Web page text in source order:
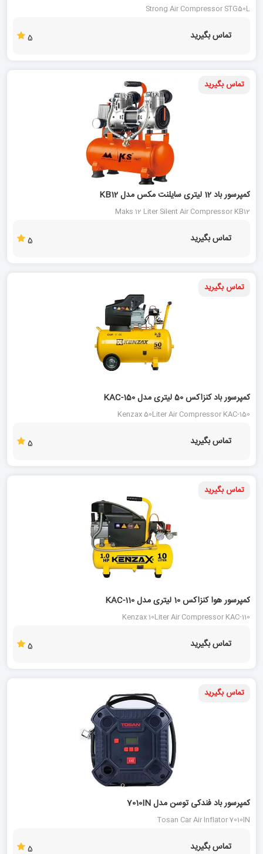
Strong Air Compressor STG50L
تماس بگیرید 5
تماس بگیرید
کمپرسور باد 12 لیتری سایلنت مکس مدل KB12
Maks 12 Liter Silent Air Compressor KB12
تماس بگیرید 5
تماس بگیرید
کمپرسور باد کنزاکس 50 لیتری مدل KAC-150
Kenzax 50Liter Air Compressor KAC-150
تماس بگیرید 5
تماس بگیرید
کمپرسور هوا کنزاکس 10 لیتری مدل KAC-110
Kenzax 10Liter Air Compressor KAC-110
تماس بگیرید 5
تماس بگیرید
کمپرسور باد فندکی توسن مدل 7010IN
Tosan Car Air Inflator 7010IN
تماس بگیرید 5